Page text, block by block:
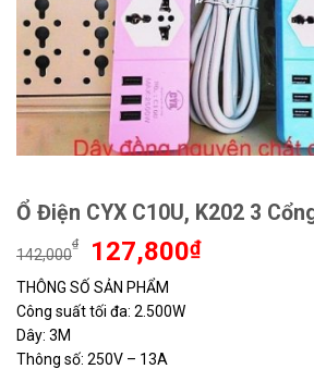
Ổ Điện CYX C10U, K202 3
142,000
₫
Giá
là:
142,000₫.
127,800₫Giá
THÔNG SỐ SẢN PHẨM
Công suất tối đa: 2.500W
Dây: 3M
Thông số: 250V – 13A